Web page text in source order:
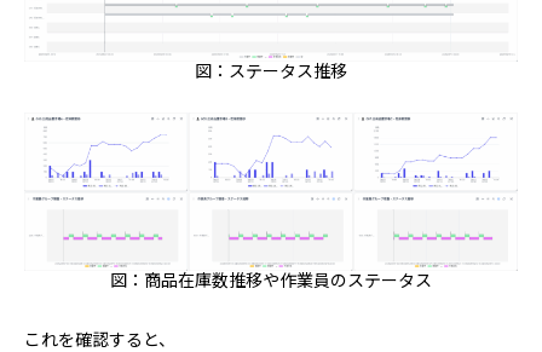
図：ステータス推移
図：商品在庫数推移や作業員のステータス
これを確認すると、